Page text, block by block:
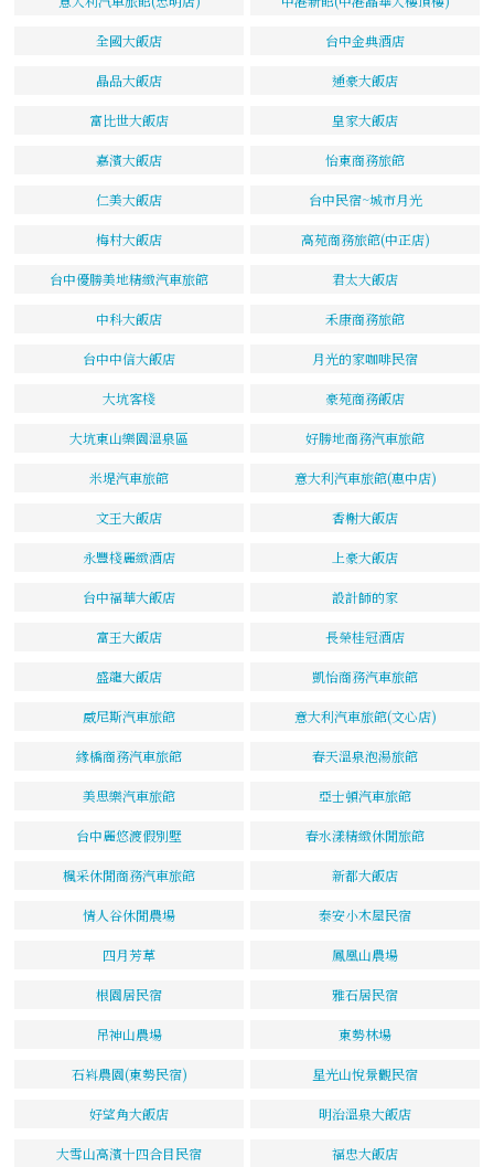
全國大飯店 台中金典酒店
晶品大飯店 通豪大飯店
富比世大飯店 皇家大飯店
嘉濱大飯店 怡東商務旅館
仁美大飯店 台中民宿~城市月光
梅村大飯店 高苑商務旅館(中正店)
台中優勝美地精緻汽車旅館 君太大飯店
中科大飯店 禾康商務旅館
台中中信大飯店 月光的家咖啡民宿
大坑客棧 豪苑商務飯店
大坑東山樂園溫泉區 好勝地商務汽車旅館
米堤汽車旅館 意大利汽車旅館(惠中店)
文王大飯店 香榭大飯店
永豐棧麗緻酒店 上豪大飯店
台中福華大飯店 設計師的家
富王大飯店 長榮桂冠酒店
盛龍大飯店 凱怡商務汽車旅館
威尼斯汽車旅館 意大利汽車旅館(文心店)
緣橋商務汽車旅館 春天溫泉泡湯旅館
美思樂汽車旅館 亞士頓汽車旅館
台中麗悠渡假別墅 春水漾精緻休閒旅館
楓采休閒商務汽車旅館 新都大飯店
情人谷休閒農場 泰安小木屋民宿
四月芳草 鳳凰山農場
根園居民宿 雅石居民宿
吊神山農場 東勢林場
石嵙農園(東勢民宿) 星光山悅景觀民宿
好望角大飯店 明治溫泉大飯店
大雪山高濱十四合目民宿 福忠大飯店